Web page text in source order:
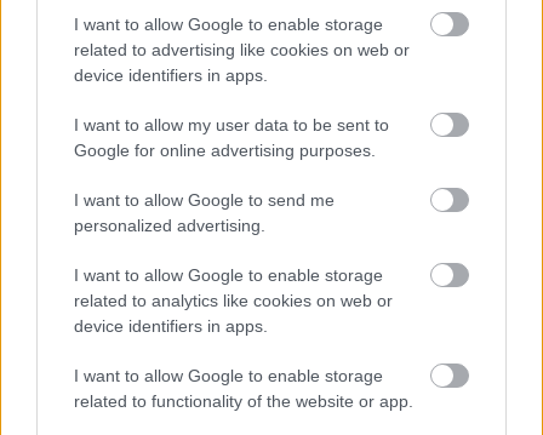
I want to allow Google to enable storage
related to advertising like cookies on web or
device identifiers in apps.
I want to allow my user data to be sent to
Google for online advertising purposes.
I want to allow Google to send me
personalized advertising.
I want to allow Google to enable storage
related to analytics like cookies on web or
device identifiers in apps.
I want to allow Google to enable storage
related to functionality of the website or app.
responsables de los efectos de su aplicación. Antes de aplicar
los consejos y sugerencias incluidos en este sitio web consúltalo
con un médico.
Publicidad: